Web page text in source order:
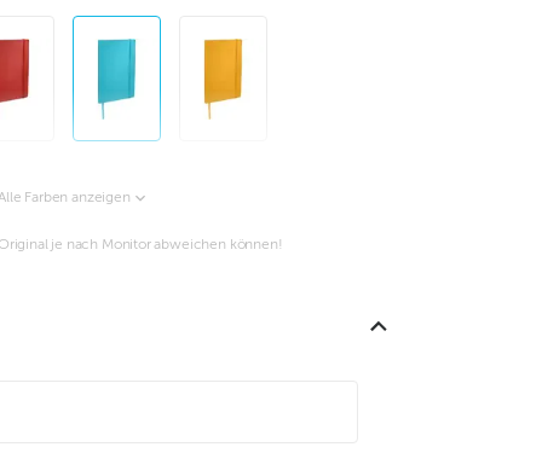
Farben anzeigen
je nach Monitor abweichen können!